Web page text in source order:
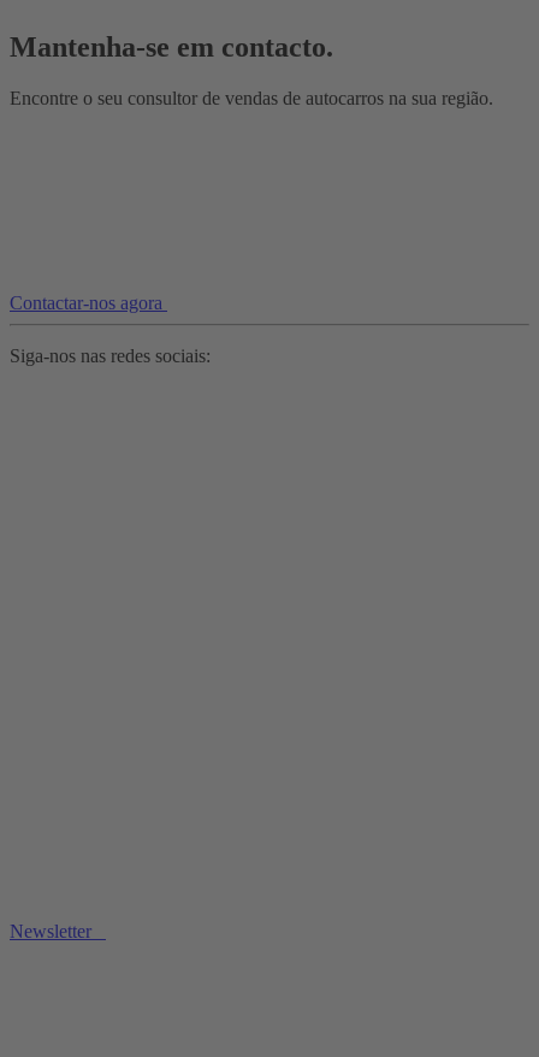
Mantenha-se em contacto.
Encontre o seu consultor de vendas de autocarros na sua região.
Contactar-nos agora
Siga-nos nas redes sociais:
Newsletter